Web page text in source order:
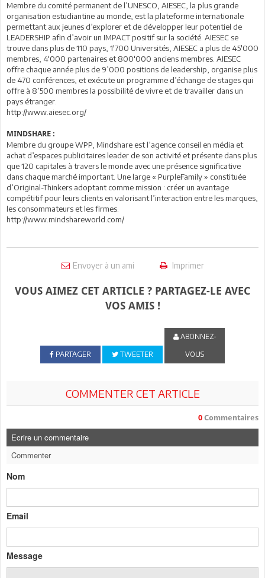
Membre du comité permanent de l’UNESCO, AIESEC, la plus grande
organisation estudiantine au monde, est la plateforme internationale
permettant aux jeunes d’explorer et de développer leur potentiel de
LEADERSHIP afin d’avoir un IMPACT positif sur la société. AIESEC se
trouve dans plus de 110 pays, 1'700 Universités, AIESEC a plus de 45'000
membres, 4'000 partenaires et 800'000 anciens membres. AIESEC
offre chaque année plus de 9’000 positions de leadership, organise plus
de 470 conférences, et exécute un programme d’échange de stages qui
offre à 8’500 membres la possibilité de vivre et de travailler dans un
pays étranger.
http://www.aiesec.org/
MINDSHARE :
Membre du groupe WPP, Mindshare est l’agence conseil en média et
achat d’espaces publicitaires leader de son activité et présente dans plus
que 120 capitales à travers le monde avec une présence significative
dans chaque marché important. Une large « PurpleFamily » constituée
d’Original-Thinkers adoptant comme mission : créer un avantage
compétitif pour leurs clients en valorisant l’interaction entre les marques,
les consommateurs et les firmes.
http://www.mindshareworld.com/
Envoyer à un ami Imprimer
VOUS AIMEZ CET ARTICLE ? PARTAGEZ-LE AVEC
VOS AMIS !
PARTAGER TWEETER
ABONNEZ-
VOUS
COMMENTER CET ARTICLE
0 Commentaires
Ecrire un commentaire
Commenter
Nom
Email
Message